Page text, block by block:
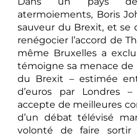
atermoiements, Boris
sauveur du Brexit, et se
renégocier l’accord de
même Bruxelles a
témoigne sa menace de
du Brexit – estimée
d’euros par Londres
accepte de meilleures
d’un débat télévisé
volonté de faire sortir